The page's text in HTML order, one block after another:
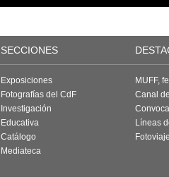
SECCIONES
Exposiciones
Fotografías del CdF
Investigación
Educativa
Catálogo
Mediateca
MUFF,
Canal
Líneas